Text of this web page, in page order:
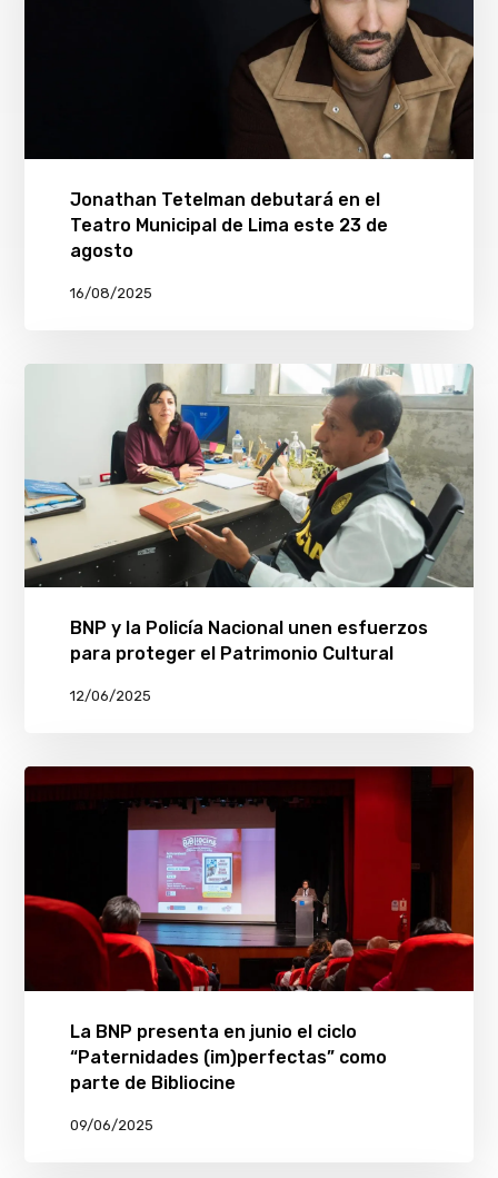
Jonathan Tetelman debutará en el
Teatro Municipal de Lima este 23 de
agosto
16/08/2025
BNP y la Policía Nacional unen esfuerzos
para proteger el Patrimonio Cultural
12/06/2025
La BNP presenta en junio el ciclo
“Paternidades (im)perfectas” como
parte de Bibliocine
09/06/2025